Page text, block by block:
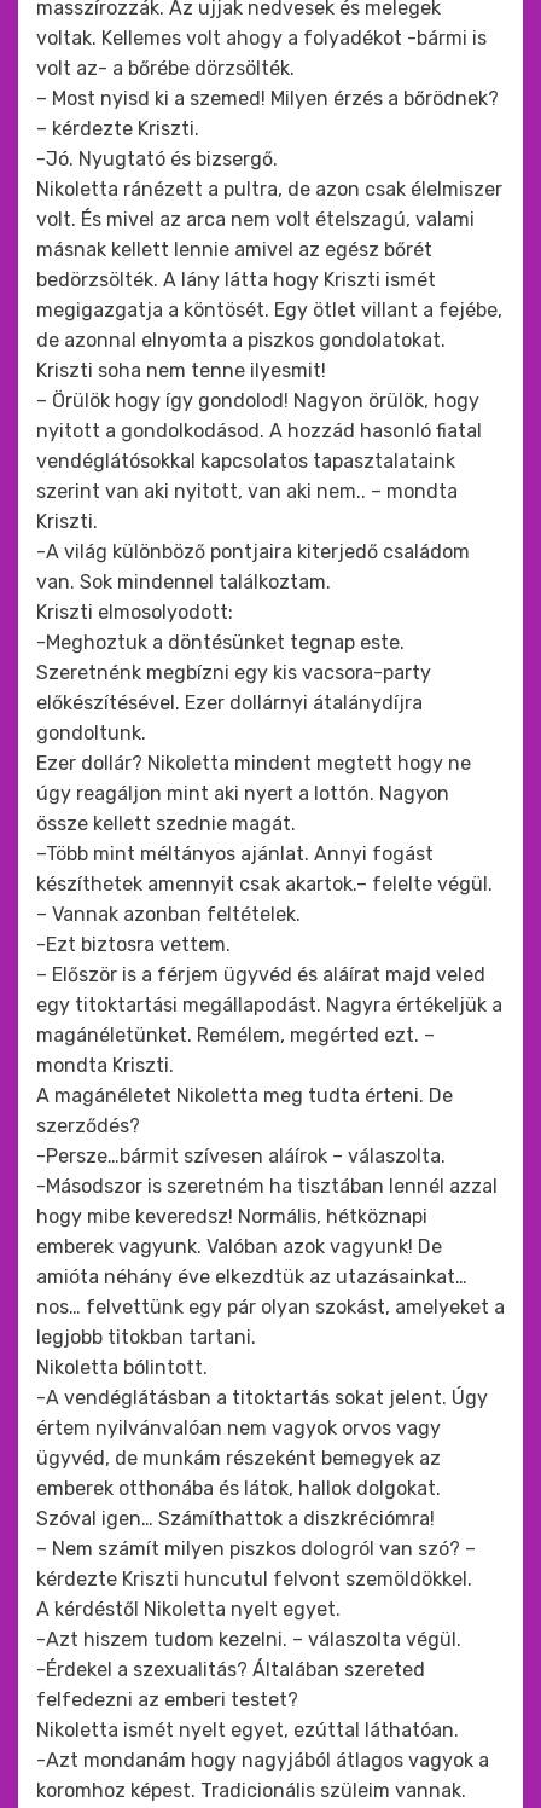
masszírozzák. Az ujjak nedvesek és melegek
voltak. Kellemes volt ahogy a folyadékot -bármi is
volt az- a bőrébe dörzsölték.
– Most nyisd ki a szemed! Milyen érzés a bőrödnek?
– kérdezte Kriszti.
-Jó. Nyugtató és bizsergő.
Nikoletta ránézett a pultra, de azon csak élelmiszer
volt. És mivel az arca nem volt ételszagú, valami
másnak kellett lennie amivel az egész bőrét
bedörzsölték. A lány látta hogy Kriszti ismét
megigazgatja a köntösét. Egy ötlet villant a fejébe,
de azonnal elnyomta a piszkos gondolatokat.
Kriszti soha nem tenne ilyesmit!
– Örülök hogy így gondolod! Nagyon örülök, hogy
nyitott a gondolkodásod. A hozzád hasonló fiatal
vendéglátósokkal kapcsolatos tapasztalataink
szerint van aki nyitott, van aki nem.. – mondta
Kriszti.
-A világ különböző pontjaira kiterjedő családom
van. Sok mindennel találkoztam.
Kriszti elmosolyodott:
-Meghoztuk a döntésünket tegnap este.
Szeretnénk megbízni egy kis vacsora-party
előkészítésével. Ezer dollárnyi átalánydíjra
gondoltunk.
Ezer dollár? Nikoletta mindent megtett hogy ne
úgy reagáljon mint aki nyert a lottón. Nagyon
össze kellett szednie magát.
–Több mint méltányos ajánlat. Annyi fogást
készíthetek amennyit csak akartok.– felelte végül.
– Vannak azonban feltételek.
-Ezt biztosra vettem.
– Először is a férjem ügyvéd és aláírat majd veled
egy titoktartási megállapodást. Nagyra értékeljük a
magánéletünket. Remélem, megérted ezt. –
mondta Kriszti.
A magánéletet Nikoletta meg tudta érteni. De
szerződés?
-Persze…bármit szívesen aláírok – válaszolta.
-Másodszor is szeretném ha tisztában lennél azzal
hogy mibe keveredsz! Normális, hétköznapi
emberek vagyunk. Valóban azok vagyunk! De
amióta néhány éve elkezdtük az utazásainkat…
nos… felvettünk egy pár olyan szokást, amelyeket a
legjobb titokban tartani.
Nikoletta bólintott.
-A vendéglátásban a titoktartás sokat jelent. Úgy
értem nyilvánvalóan nem vagyok orvos vagy
ügyvéd, de munkám részeként bemegyek az
emberek otthonába és látok, hallok dolgokat.
Szóval igen… Számíthattok a diszkréciómra!
– Nem számít milyen piszkos dologról van szó? –
kérdezte Kriszti huncutul felvont szemöldökkel.
A kérdéstől Nikoletta nyelt egyet.
-Azt hiszem tudom kezelni. – válaszolta végül.
-Érdekel a szexualitás? Általában szereted
felfedezni az emberi testet?
Nikoletta ismét nyelt egyet, ezúttal láthatóan.
-Azt mondanám hogy nagyjából átlagos vagyok a
koromhoz képest. Tradicionális szüleim vannak.